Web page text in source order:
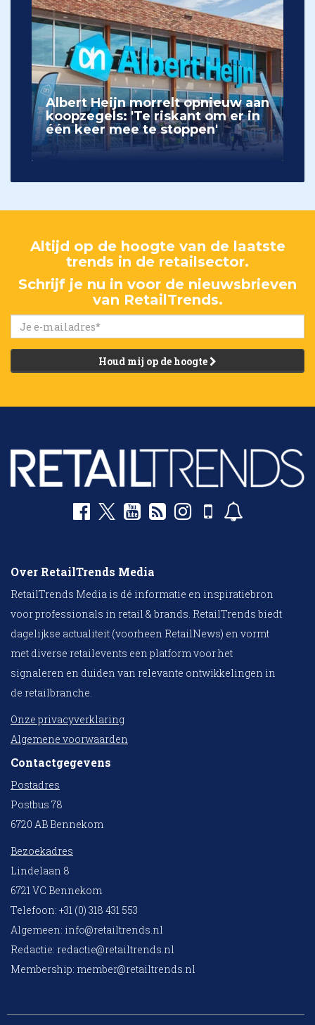
Albert Heijn morrelt opnieuw aan
koopzegels: 'Te riskant om er in
één keer mee te stoppen'
Altijd op de hoogte van de laatste
trends in de retailsector.
Schrijf je nu in voor de nieuwsbrieven
van RetailTrends.
Houd mij op de hoogte
Over RetailTrends Media
RetailTrends Media is dé informatie en inspiratiebron
voor professionals in retail & brands. RetailTrends biedt
dagelijkse actualiteit (voorheen RetailNews) en vormt
met diverse retailevents een platform voor het
signaleren en duiden van relevante ontwikkelingen in
de retailbranche.
Onze privacyverklaring
Algemene voorwaarden
Contactgegevens
Postadres
Postbus 78
6720 AB Bennekom
Bezoekadres
Lindelaan 8
6721 VC Bennekom
Telefoon: +31 (0) 318 431 553
Algemeen: info@retailtrends.nl
Redactie: redactie@retailtrends.nl
Membership: member@retailtrends.nl